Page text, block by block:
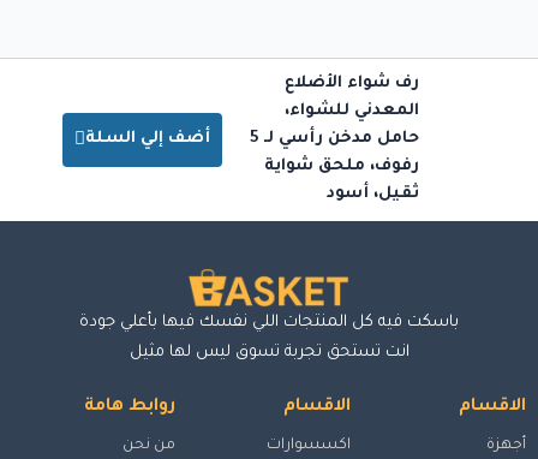
رف شواء الأضلاع
المعدني للشواء،
حامل مدخن رأسي لـ 5
رفوف، ملحق شواية
ثقيل، أسود
أضف إلي السلة
باسكت فيه كل المنتجات اللي نفسك فيها بأعلي جودة
انت تستحق تجربة تسوق ليس لها مثيل
الاقسام
أجهزة
الاقسام
اكسسوارات
روابط هامة
من نحن